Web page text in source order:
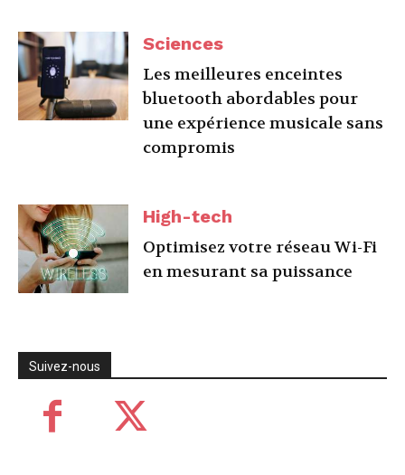
Sciences
Les meilleures enceintes
bluetooth abordables pour
une expérience musicale sans
compromis
High-tech
Optimisez votre réseau Wi-Fi
en mesurant sa puissance
Suivez-nous